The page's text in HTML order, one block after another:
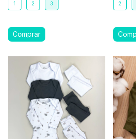
1 2 3 2